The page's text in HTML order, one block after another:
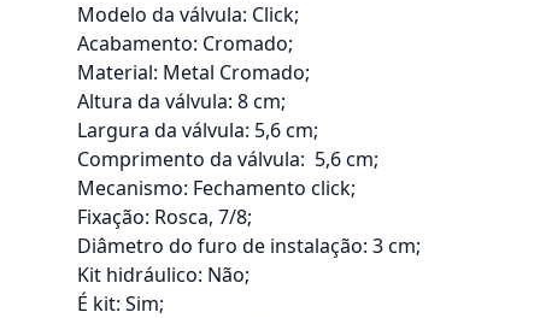
Modelo da válvula: Click;
Acabamento: Cromado;
Material: Metal Cromado;
Altura da válvula: 8 cm;
Largura da válvula: 5,6 cm;
Comprimento da válvula: 5,6 cm;
Mecanismo: Fechamento click;
Fixação: Rosca, 7/8;
Diâmetro do furo de instalação: 3 cm;
Kit hidráulico: Não;
É kit: Sim;